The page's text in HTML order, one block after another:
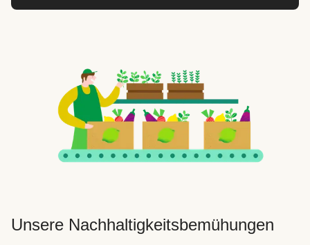
Unsere Nachhaltigkeitsbemühungen